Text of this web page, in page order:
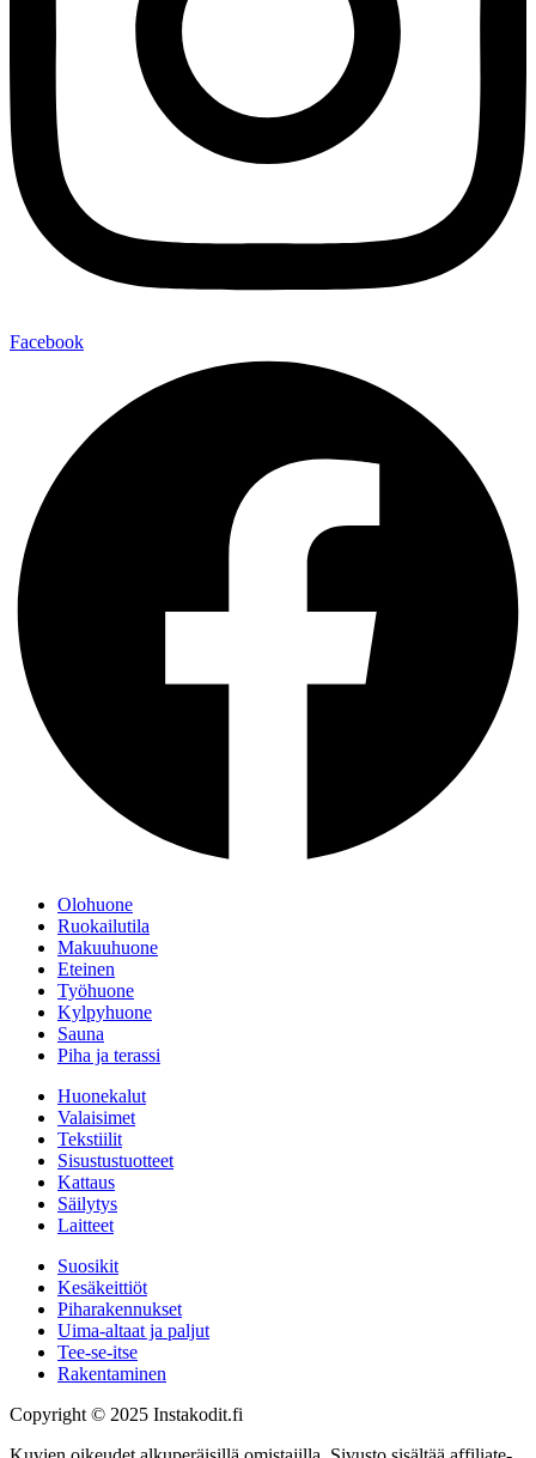
Facebook
Olohuone
Ruokailutila
Makuuhuone
Eteinen
Työhuone
Kylpyhuone
Sauna
Piha ja terassi
Huonekalut
Valaisimet
Tekstiilit
Sisustustuotteet
Kattaus
Säilytys
Laitteet
Suosikit
Kesäkeittiöt
Piharakennukset
Uima-altaat ja paljut
Tee-se-itse
Rakentaminen
Copyright © 2025 Instakodit.fi